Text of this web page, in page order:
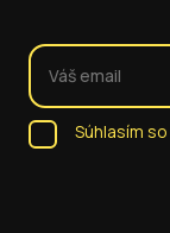
Súhlasím so